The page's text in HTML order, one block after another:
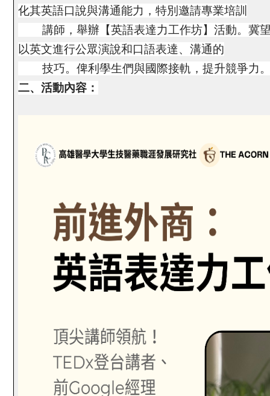
化其英語口說與溝通能力，特別邀請專業培訓
講師，舉辦【英語表達力工作坊】活動。冀
以英文進行公眾演說和口語表達、溝通的
技巧。俾利學生們與國際接軌，提升競爭力
二、活動內容：